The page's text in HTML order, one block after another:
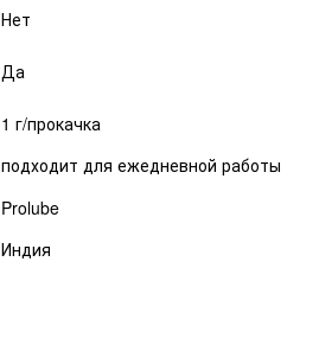
Нет
Да
1 г/прокачка
подходит для ежедневной работы
Prolube
Индия